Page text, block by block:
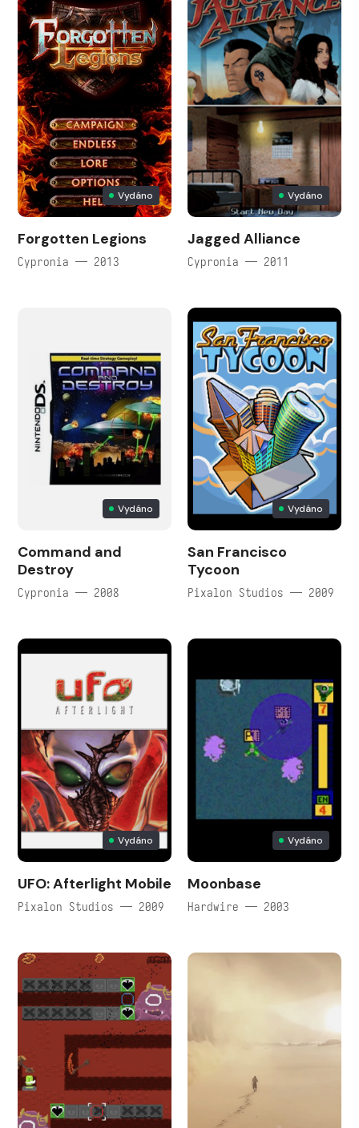
Vydáno
Forgotten Legions
Cypronia — 2013
Vydáno
Jagged Alliance
Cypronia — 2011
Vydáno
Command and
Destroy
Cypronia — 2008
Vydáno
San Francisco
Tycoon
Pixalon Studios — 2009
Vydáno
UFO: Afterlight Mobile
Pixalon Studios — 2009
Vydáno
Moonbase
Hardwire — 2003